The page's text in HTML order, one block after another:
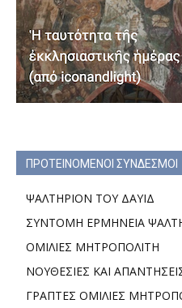
ΠΡΟΤΕΙΝΟΜΕΝΟΙ ΣΥΝΔΕΣΜΟΙ
ΨΑΛΤΗΡΙΟΝ ΤΟΥ ΔΑΥΙΔ
ΣΥΝΤΟΜΗ ΕΡΜΗΝΕΙΑ
ΟΜΙΛΙΕΣ ΜΗΤΡΟΠΟΛΙΤΗ
ΝΟΥΘΕΣΙΕΣ ΚΑΙ
ΓΡΑΠΤΕΣ ΟΜΙΛΙΕΣ